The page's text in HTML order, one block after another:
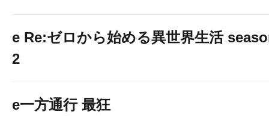
e Re:ゼロから始める異世界生活
2
e一方通行 最狂